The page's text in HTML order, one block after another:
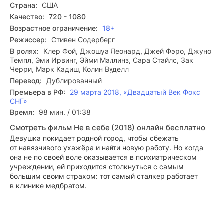
Страна: США
Качество: 720 - 1080
Возрастное ограничение: 18+
Режиссер: Стивен Содерберг
В ролях:
Клер Фой, Джошуа Леонард, Джей Фэро, Джуно
Темпл, Эми Ирвинг, Эйми Маллинз, Сара Стайлс, Зак
Черри, Марк Кадиш, Колин Вуделл
Перевод:
Дублированный
Премьера в РФ:
29 марта 2018, «Двадцатый Век Фокс
СНГ»
Время:
98 мин. / 01:38
Смотреть фильм Не в себе (2018) онлайн бесплатно
Девушка покидает родной город, чтобы сбежать
от навязчивого ухажёра и найти новую работу. Но когда
она не по своей воле оказывается в психиатрическом
учреждении, ей приходится столкнуться с самым
большим своим страхом: тот самый сталкер работает
в клинике медбратом.